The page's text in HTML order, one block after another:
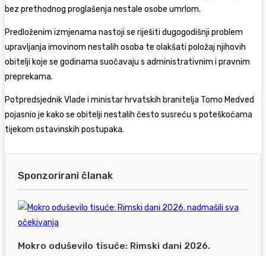
bez prethodnog proglašenja nestale osobe umrlom.
Predloženim izmjenama nastoji se riješiti dugogodišnji problem
upravljanja imovinom nestalih osoba te olakšati položaj njihovih
obitelji koje se godinama suočavaju s administrativnim i pravnim
preprekama.
Potpredsjednik Vlade i ministar hrvatskih branitelja Tomo Medved
pojasnio je kako se obitelji nestalih često susreću s poteškoćama
tijekom ostavinskih postupaka.
Sponzorirani članak
Mokro oduševilo tisuće: Rimski dani 2026.